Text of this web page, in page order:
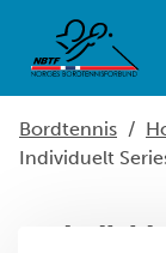
Bordtennis /
Individuelt